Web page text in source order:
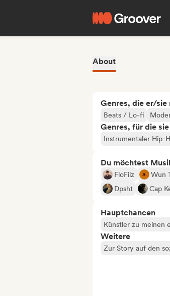
About
Genres, die er/sie
Beats / Lo-fi
Genres, für die
Instrumentaler Hip-
Du möchtest
FloFilz Wun
Dpsht
Cap
Hauptchancen
Künstler zu meinen
Weitere
Zur Story auf den